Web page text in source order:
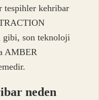
tespihler kehribar
gibi, son teknoloji
AMBER
neden